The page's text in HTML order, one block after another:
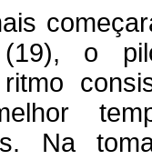
(19), o
ritmo
Na